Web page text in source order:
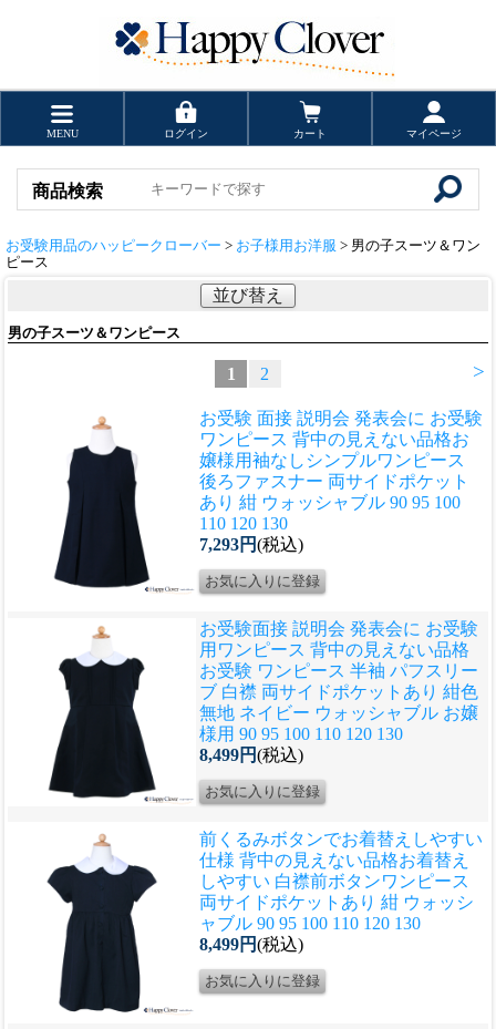
MENU ログイン カート マイページ
商品検索
お受験用品のハッピークローバー > お子様用お洋服 > 男の子スーツ＆ワン
ピース
並び替え
男の子スーツ＆ワンピース
>
1 2
お受験 面接 説明会 発表会に お受験
ワンピース 背中の見えない品格お
嬢様用袖なしシンプルワンピース
後ろファスナー 両サイドポケット
あり 紺 ウォッシャブル 90 95 100
110 120 130
7,293円(税込)
お受験面接 説明会 発表会に お受験
用ワンピース 背中の見えない品格
お受験 ワンピース 半袖 パフスリー
ブ 白襟 両サイドポケットあり 紺色
無地 ネイビー ウォッシャブル お嬢
様用 90 95 100 110 120 130
8,499円(税込)
前くるみボタンでお着替えしやすい
仕様 背中の見えない品格お着替え
しやすい 白襟前ボタンワンピース
両サイドポケットあり 紺 ウォッシ
ャブル 90 95 100 110 120 130
8,499円(税込)